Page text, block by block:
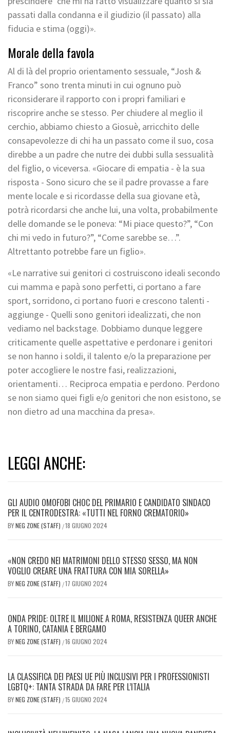
passati dalla condanna e il giudizio (il passato) alla
fiducia e stima (oggi)».
Morale della favola
Al di là del proprio orientamento sessuale, “Josh &
Franco” sono trenta minuti in cui ognuno può
riconsiderare il rapporto con i propri familiari e
riscoprire anche se stesso. Per chiudere al meglio il
cerchio, abbiamo chiesto a Giosuè, arricchito delle
consapevolezze di chi ha un passato come il suo, cosa
direbbe a un padre che nutre dei dubbi sulla sessualità
del figlio, o viceversa. «Giocare di empatia - è la sua
risposta - Sono sicuro che se il padre provasse a fare
mente locale e si ricordasse della sua giovane età,
potrà ricordarsi che anche lui, una volta, probabilmente
delle domande se le poneva: “Mi piace questo?”, “Con
chi mi vedo in futuro?”, “Come sarebbe se…”.
Altrettanto potrebbe fare un figlio».
«Le narrative sui genitori ci costruiscono ideali secondo
cui mamma e papà sono perfetti, ci portano a fare
sport, sorridono, ci portano fuori e crescono talenti -
aggiunge - Quelli sono genitori idealizzati, che non
vediamo nel backstage. Dobbiamo dunque leggere
criticamente quelle aspettative e perdonare i genitori
se non hanno i soldi, il talento e/o la preparazione per
poter accogliere le nostre fasi, realizzazioni,
orientamenti… Reciproca empatia e perdono. Perdono
se non siamo quei figli e/o genitori che non esistono, se
non dietro ad una macchina da presa».
LEGGI ANCHE:
GLI AUDIO OMOFOBI CHOC DEL PRIMARIO E CANDIDATO SINDACO
PER IL CENTRODESTRA: «TUTTI NEL FORNO CREMATORIO»
BYNEG ZONE (STAFF) /18 GIUGNO 2024
«NON CREDO NEI MATRIMONI DELLO STESSO SESSO, MA NON
VOGLIO CREARE UNA FRATTURA CON MIA SORELLA»
BYNEG ZONE (STAFF) /17 GIUGNO 2024
ONDA PRIDE: OLTRE IL MILIONE A ROMA, RESISTENZA QUEER ANCHE
A TORINO, CATANIA E BERGAMO
BYNEG ZONE (STAFF) /16 GIUGNO 2024
LA CLASSIFICA DEI PAESI UE PIÙ INCLUSIVI PER I PROFESSIONISTI
LGBTQ+: TANTA STRADA DA FARE PER L’ITALIA
BYNEG ZONE (STAFF) /15 GIUGNO 2024